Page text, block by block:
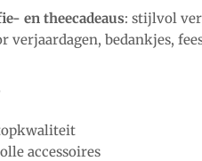
en theecadeaus: stijlvol
verjaardagen, bedankjes,
accessoires